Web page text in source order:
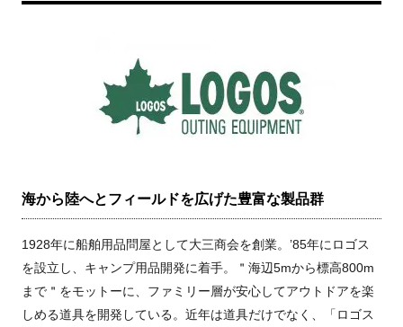
海から陸へとフィールドを広げた豊富な製品群
1928年に船舶用品問屋として大三商会を創業。’85年にロゴス
を設立し、キャンプ用品開発に着手。＂海辺5mから標高800m
まで＂をモットーに、ファミリー層が安心してアウトドアを楽
しめる道具を開発している。近年は道具だけでなく、「ロゴス